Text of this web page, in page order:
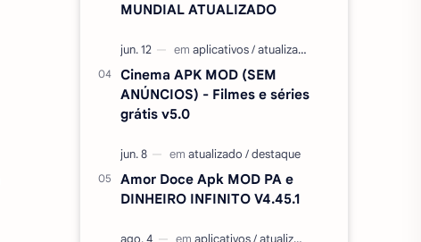
MUNDIAL ATUALIZADO
Cinema APK MOD (SEM
ANÚNCIOS) - Filmes e séries
grátis v5.0
Amor Doce Apk MOD PA e
DINHEIRO INFINITO V4.45.1